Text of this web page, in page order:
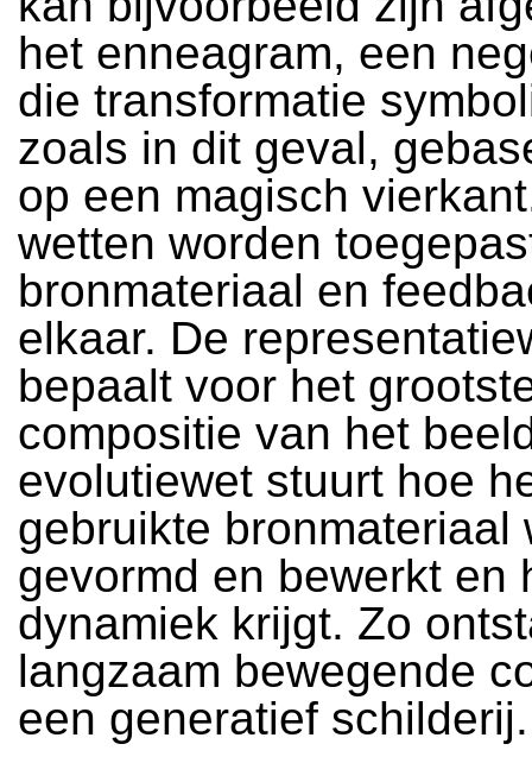
het enneagram, een
die transformatie
zoals in dit geval,
op een magisch
wetten worden
bronmateriaal en
elkaar. De
bepaalt voor het
compositie van het
evolutiewet stuurt hoe
gebruikte bronmateriaal
gevormd en bewerkt en
dynamiek krijgt. Zo
langzaam bewegende
een generatief schilderij.